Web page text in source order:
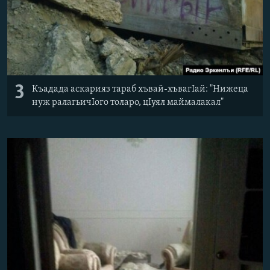
3
Къадада аскарияз тараб хъвай-хъвагIай: "Нижеца
нуж ралагьичIого толаро, цIуял маймалакал"